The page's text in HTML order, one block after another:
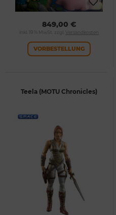
849,00 €
inkl. 19 % MwSt. zzgl. Versandkosten
VORBESTELLUNG
Teela (MOTU Chronicles)